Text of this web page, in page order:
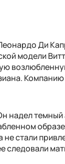
Ди
модели
надел темный
стали
следовали